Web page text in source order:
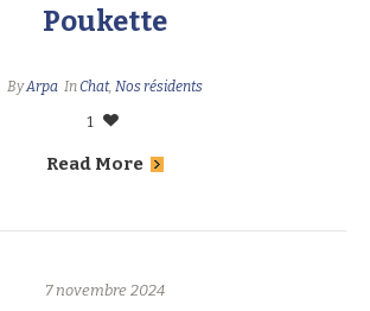
Poukette
ByArpa InChat, Nos résidents
1
Read More
7 novembre 2024